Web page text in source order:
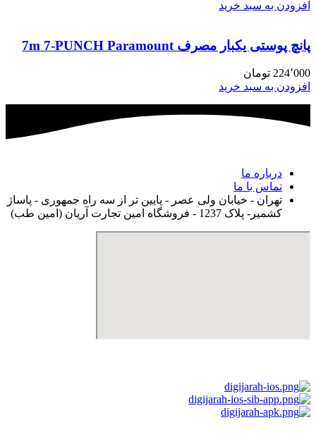
افزودن به سبد خرید
پانچ پوستی یکبار مصرف 7m 7-PUNCH Paramount
224٬000 تومان
افزودن به سبد خرید
درباره ما
تماس با ما
تهران - خیابان ولی عصر - پایین تر از سه راه جمهوری - پاساژ
کشمیر- پلاک 1237 - فروشگاه امین تجارت آریان (امین طب)